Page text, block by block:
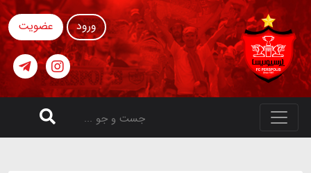
ورود عضویت